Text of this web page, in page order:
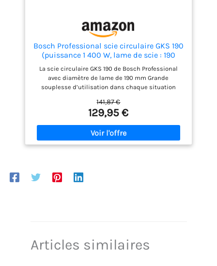
Bosch Professional scie circulaire GKS 190
(puissance 1 400 W, lame de scie : 190
mm, profondeur de coupe : 70 mm, avec
lame au carbure, adaptateur d’aspiration,
butée parallèle, clé six pans mâle)
La scie circulaire GKS 190 de Bosch Professional
avec diamètre de lame de 190 mm Grande
souplesse d’utilisation dans chaque situation
fonction d’inclinaison (jusqu’à 56°) Progression de
sciage rapide dans les bois tendres et durs grâce
au puissant moteur de 1 400 W. Régime à vide : 5
500 tr/min Forme ergonomique et compacte pour
une bonne prise en main et maniabilité Livré avec :
141,87 €
129,95 €
Articles similaires